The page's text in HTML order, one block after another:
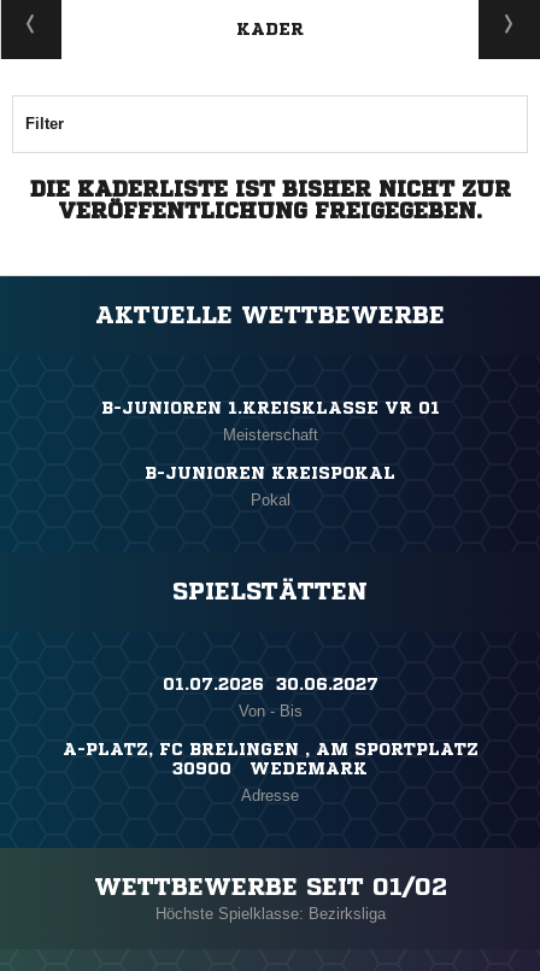
KADER
Filter
DIE KADERLISTE IST BISHER NICHT ZUR
VERÖFFENTLICHUNG FREIGEGEBEN.
AKTUELLE WETTBEWERBE
B-JUNIOREN 1.KREISKLASSE VR 01
Meisterschaft
B-JUNIOREN KREISPOKAL
Pokal
SPIELSTÄTTEN
01.07.2026 ​ 30.06.2027
Von - Bis
A-PLATZ, FC BRELINGEN , AM SPORTPLATZ
30900 WEDEMARK
Adresse
WETTBEWERBE SEIT 01/02
Höchste Spielklasse: Bezirksliga